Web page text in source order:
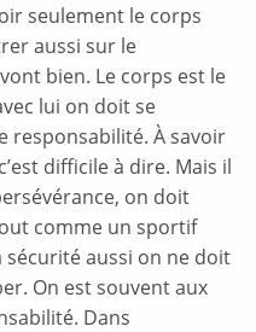
seulement le corps
aussi sur le
bien. Le corps est le
lui on doit se
responsabilité. À savoir
difficile à dire. Mais il
on doit
comme un sportif
sécurité aussi on ne doit
On est souvent aux
Dans